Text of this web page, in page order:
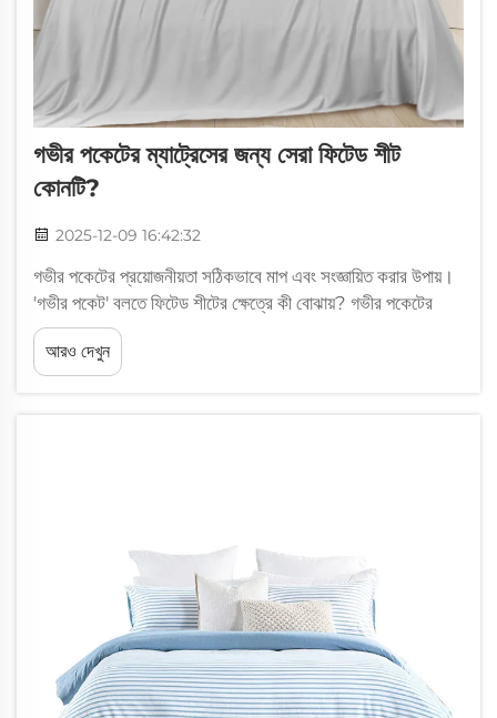
গভীর পকেটের ম্যাট্রেসের জন্য সেরা ফিটেড শীট
কোনটি?
2025-12-09 16:42:32
গভীর পকেটের প্রয়োজনীয়তা সঠিকভাবে মাপ এবং সংজ্ঞায়িত করার উপায়।
'গভীর পকেট' বলতে ফিটেড শীটের ক্ষেত্রে কী বোঝায়? গভীর পকেটের
ফিটেড শীটগুলি 15 ইঞ্চি বা তার বেশি উঁচু ম্যাট্রেসের জন্য তৈরি, যা সাধারণ
ম্যাট্রেসের চেয়ে অনেক বেশি গভীর, যারা কেবল নিচের দিকে যায়...
আরও দেখুন